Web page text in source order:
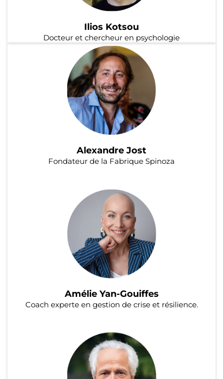
Ilios Kotsou
Docteur et chercheur en psychologie
Alexandre Jost
Fondateur de la Fabrique Spinoza
Amélie Yan-Gouiffes
Coach experte en gestion de crise et résilience.